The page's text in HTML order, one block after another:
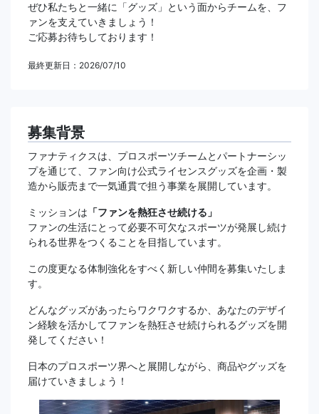
ぜひ私たちと一緒に「グッズ」という面からチームを、フ
ァンを支えていきましょう！
ご応募お待ちしております！
最終更新日：2026/07/10
募集背景
ファナティクスは、プロスポーツチームとパートナーシッ
プを通じて、ファン向け公式ライセンスグッズを企画・製
造から販売まで一気通貫で担う事業を展開しています。
ミッションは 「ファンを熱狂させ続ける」
ファンの生活にとって必要不可欠なスポーツが発展し続け
られる世界をつくることを目指しています。
この度更なる体制強化をすべく新しい仲間を募集いたしま
す。
どんなグッズがあったらワクワクするか、あなたのデザイ
ン経験を活かしてファンを熱狂させ続けられるグッズを開
発してください！
日本のプロスポーツ界へと展開しながら、商品やグッズを
届けていきましょう！